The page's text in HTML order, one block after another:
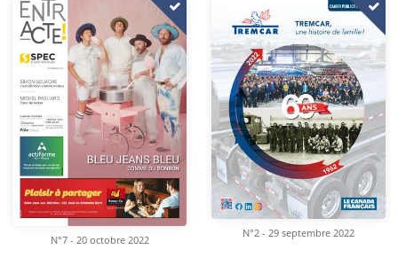
N°7 - 20 octobre 2022
N°2 - 29 septembre 2022